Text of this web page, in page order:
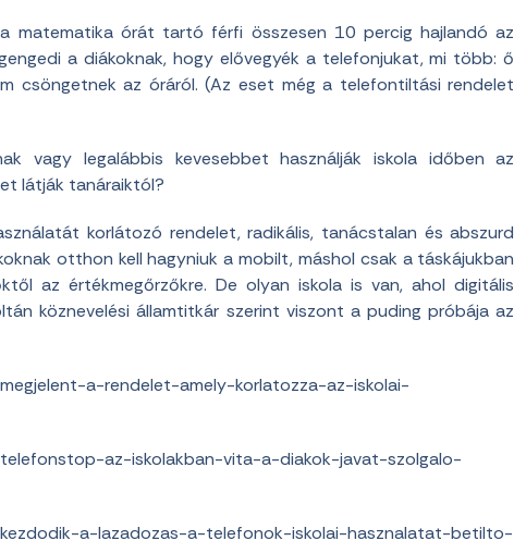
matematika órát tartó férfi összesen 10 percig hajlandó az
a diákoknak, hogy elővegyék a telefonjukat, mi több: ő
csöngetnek az óráról. (Az eset még a telefontiltási rendelet
vagy legalábbis kevesebbet használják iskola időben az
látják tanáraiktól?
korlátozó rendelet, radikális, tanácstalan és abszurd
otthon kell hagyniuk a mobilt, máshol csak a táskájukban
az értékmegőrzőkre. De olyan iskola is van, ahol digitális
köznevelési államtitkár szerint viszont a puding próbája az
a-rendelet-amely-korlatozza-az-iskolai-
az-iskolakban-vita-a-diakok-javat-szolgalo-
a-lazadozas-a-telefonok-iskolai-hasznalatat-betilto-